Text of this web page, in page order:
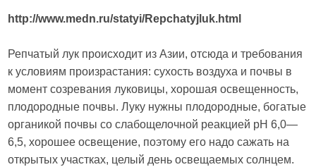
http://www.medn.ru/statyi/Repchatyjluk.html
Репчатый лук происходит из Азии, отсюда и требования
к условиям произрастания: сухость воздуха и почвы в
момент созревания луковицы, хорошая освещенность,
плодородные почвы. Луку нужны плодородные, богатые
органикой почвы со слабощелочной реакцией рН 6,0—
6,5, хорошее освещение, поэтому его надо сажать на
открытых участках, целый день освещаемых солнцем.